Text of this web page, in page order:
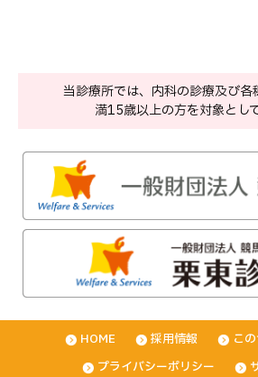
当診療所では、内科の診療及び各
満15歳以上の方を対象とし
HOME 採用情報
こ
プライバシーポリシー